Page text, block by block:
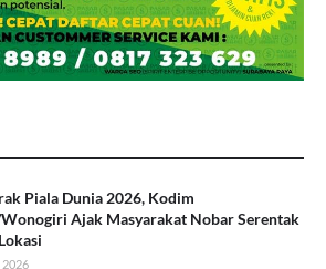
Piala Dunia 2026, Kodim
Ajak Masyarakat Nobar Serentak
2026